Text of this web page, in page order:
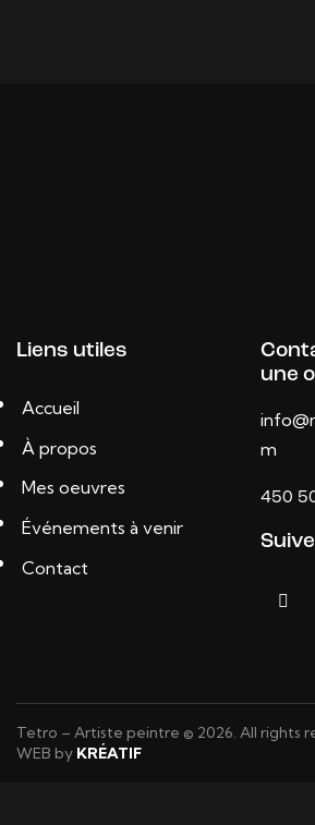
Liens utiles
Accueil
À propos
Mes oeuvres
Événements à venir
Contact
une
m
450
Tetro – Artiste peintre © 2026. All rights
WEB by KRÉATIF